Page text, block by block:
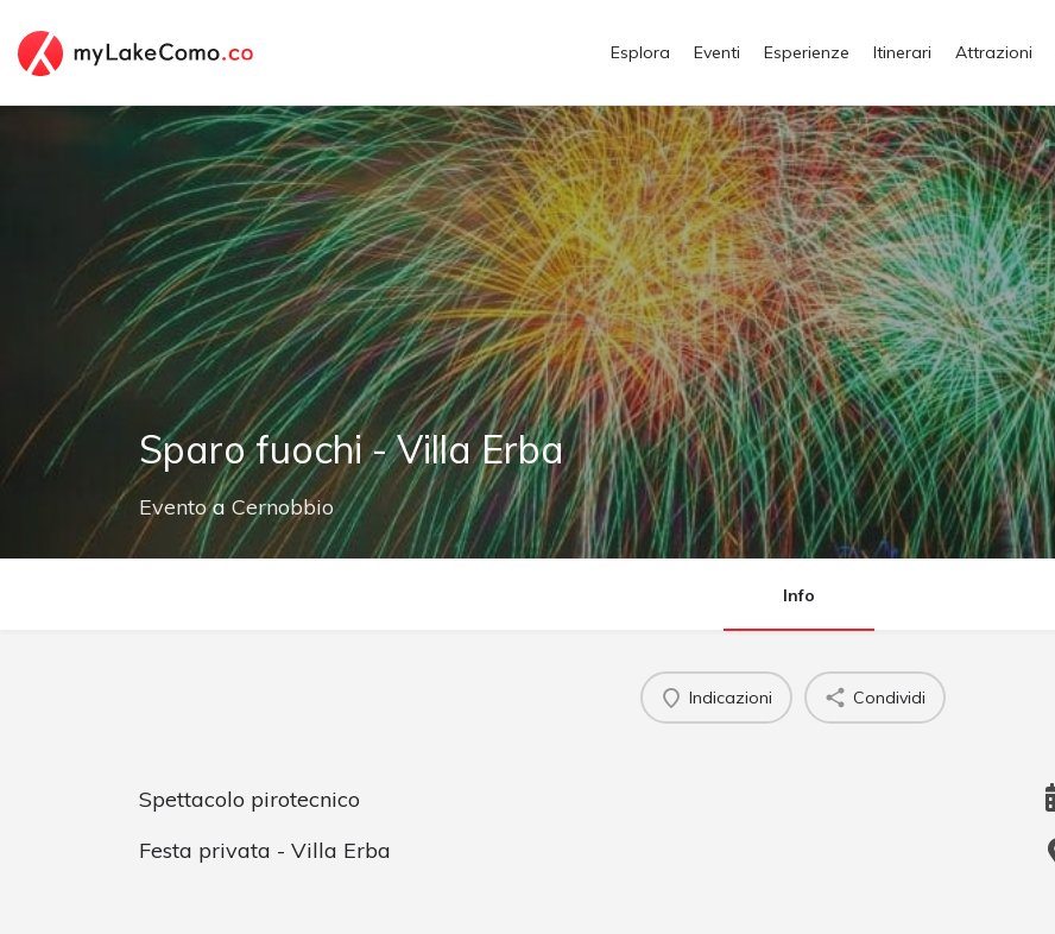
Esplora Eventi Esperienze Itinerari Attrazioni
Sparo fuochi - Villa Erba
EventoaCernobbio
Info
Indicazioni Condividi
Spettacolo pirotecnico
Festa privata - Villa Erba